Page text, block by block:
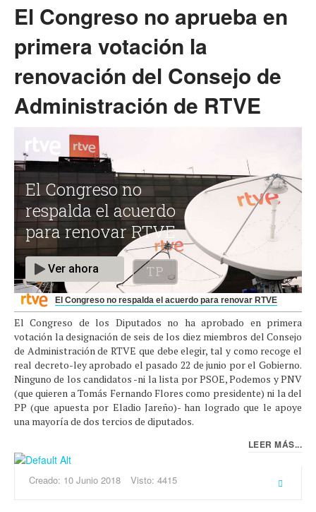
El Congreso no aprueba en
primera votación la
renovación del Consejo de
Administración de RTVE
El Congreso no respalda el acuerdo para renovar RTVE
El Congreso de los Diputados no ha aprobado en primera
votación la designación de seis de los diez miembros del Consejo
de Administración de RTVE que debe elegir, tal y como recoge el
real decreto-ley aprobado el pasado 22 de junio por el Gobierno.
Ninguno de los candidatos -ni la lista por PSOE, Podemos y PNV
(que quieren a Tomás Fernando Flores como presidente) ni la del
PP (que apuesta por Eladio Jareño)- han logrado que le apoye
una mayoría de dos tercios de diputados.
LEER MÁS...
Creado: 10 Junio 2018 Visto: 4415